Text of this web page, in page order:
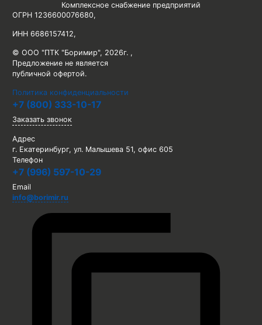
Комплексное снабжение предприятий
ОГРН 1236600076680,
ИНН 6686157412,
© ООО "ПТК "Боримир", 2026г. ,
Предложение не является
публичной офертой.
Политика конфиденциальности
+7 (800) 333-10-17
Заказать звонок
Адрес
г. Екатеринбург, ул. Малышева 51, офис 605
Телефон
+7 (996) 597-10-29
Email
info@borimir.ru